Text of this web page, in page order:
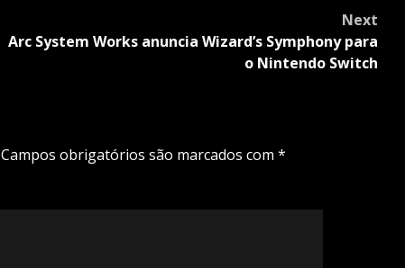
Next
Arc System Works anuncia Wizard’s Symphony para
o Nintendo Switch
Campos obrigatórios são marcados com *